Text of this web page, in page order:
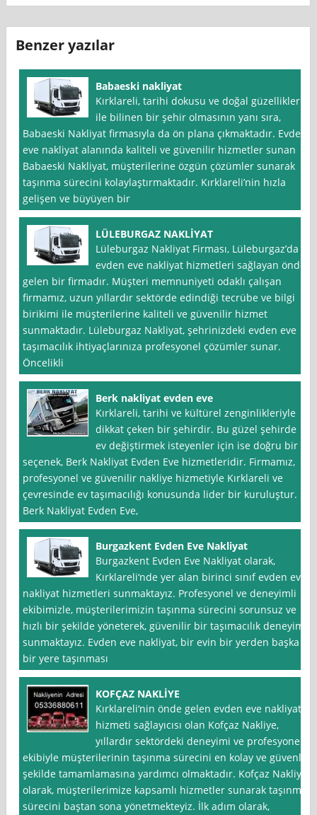
Benzer yazılar
Babaeski nakliyat
Kırklareli, tarihi dokusu ve doğal güzellikleri
ile bilinen bir şehir olmasının yanı sıra,
Babaeski Nakliyat firmasıyla da ön plana çıkmaktadır. Evden
eve nakliyat alanında kaliteli ve güvenilir hizmetler sunan
Babaeski Nakliyat, müşterilerine özgün çözümler sunarak
taşınma sürecini kolaylaştırmaktadır. Kırklareli’nin hızla
gelişen ve büyüyen bir
LÜLEBURGAZ NAKLİYAT
Lüleburgaz Nakliyat Firması, Lüleburgaz’da
evden eve nakliyat hizmetleri sağlayan önde
gelen bir firmadır. Müşteri memnuniyeti odaklı çalışan
firmamız, uzun yıllardır sektörde edindiği tecrübe ve bilgi
birikimi ile müşterilerine kaliteli ve güvenilir hizmet
sunmaktadır. Lüleburgaz Nakliyat, şehrinizdeki evden eve
taşımacılık ihtiyaçlarınıza profesyonel çözümler sunar.
Öncelikli
Berk nakliyat evden eve
Kırklareli, tarihi ve kültürel zenginlikleriyle
dikkat çeken bir şehirdir. Bu güzel şehirde
ev değiştirmek isteyenler için ise doğru bir
seçenek, Berk Nakliyat Evden Eve hizmetleridir. Firmamız,
profesyonel ve güvenilir nakliye hizmetiyle Kırklareli ve
çevresinde ev taşımacılığı konusunda lider bir kuruluştur.
Berk Nakliyat Evden Eve,
Burgazkent Evden Eve Nakliyat
Burgazkent Evden Eve Nakliyat olarak,
Kırklareli‘nde yer alan birinci sınıf evden eve
nakliyat hizmetleri sunmaktayız. Profesyonel ve deneyimli
ekibimizle, müşterilerimizin taşınma sürecini sorunsuz ve
hızlı bir şekilde yöneterek, güvenilir bir taşımacılık deneyimi
sunmaktayız. Evden eve nakliyat, bir evin bir yerden başka
bir yere taşınması
KOFÇAZ NAKLİYE
Kırklareli‘nin önde gelen evden eve nakliyat
hizmeti sağlayıcısı olan Kofçaz Nakliye,
yıllardır sektördeki deneyimi ve profesyonel
ekibiyle müşterilerinin taşınma sürecini en kolay ve güvenli
şekilde tamamlamasına yardımcı olmaktadır. Kofçaz Nakliye
olarak, müşterilerimize kapsamlı hizmetler sunarak taşınma
sürecini baştan sona yönetmekteyiz. İlk adım olarak,